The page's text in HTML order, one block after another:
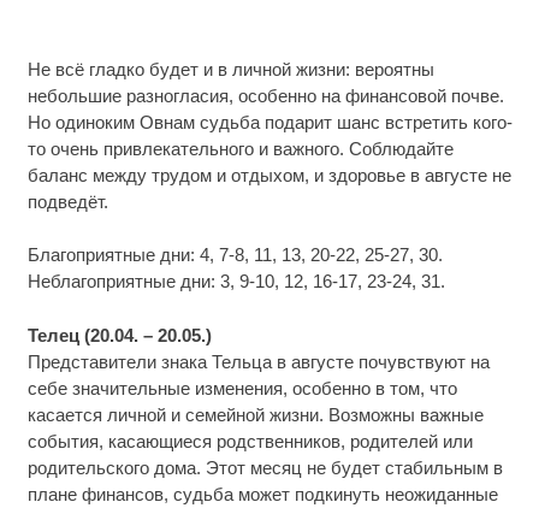
Не всё гладко будет и в личной жизни: вероятны
небольшие разногласия, особенно на финансовой почве.
Но одиноким Овнам судьба подарит шанс встретить кого-
то очень привлекательного и важного. Соблюдайте
баланс между трудом и отдыхом, и здоровье в августе не
подведёт.
Благоприятные дни: 4, 7-8, 11, 13, 20-22, 25-27, 30.
Неблагоприятные дни: 3, 9-10, 12, 16-17, 23-24, 31.
Телец (20.04. – 20.05.)
Представители знака Тельца в августе почувствуют на
себе значительные изменения, особенно в том, что
касается личной и семейной жизни. Возможны важные
события, касающиеся родственников, родителей или
родительского дома. Этот месяц не будет стабильным в
плане финансов, судьба может подкинуть неожиданные